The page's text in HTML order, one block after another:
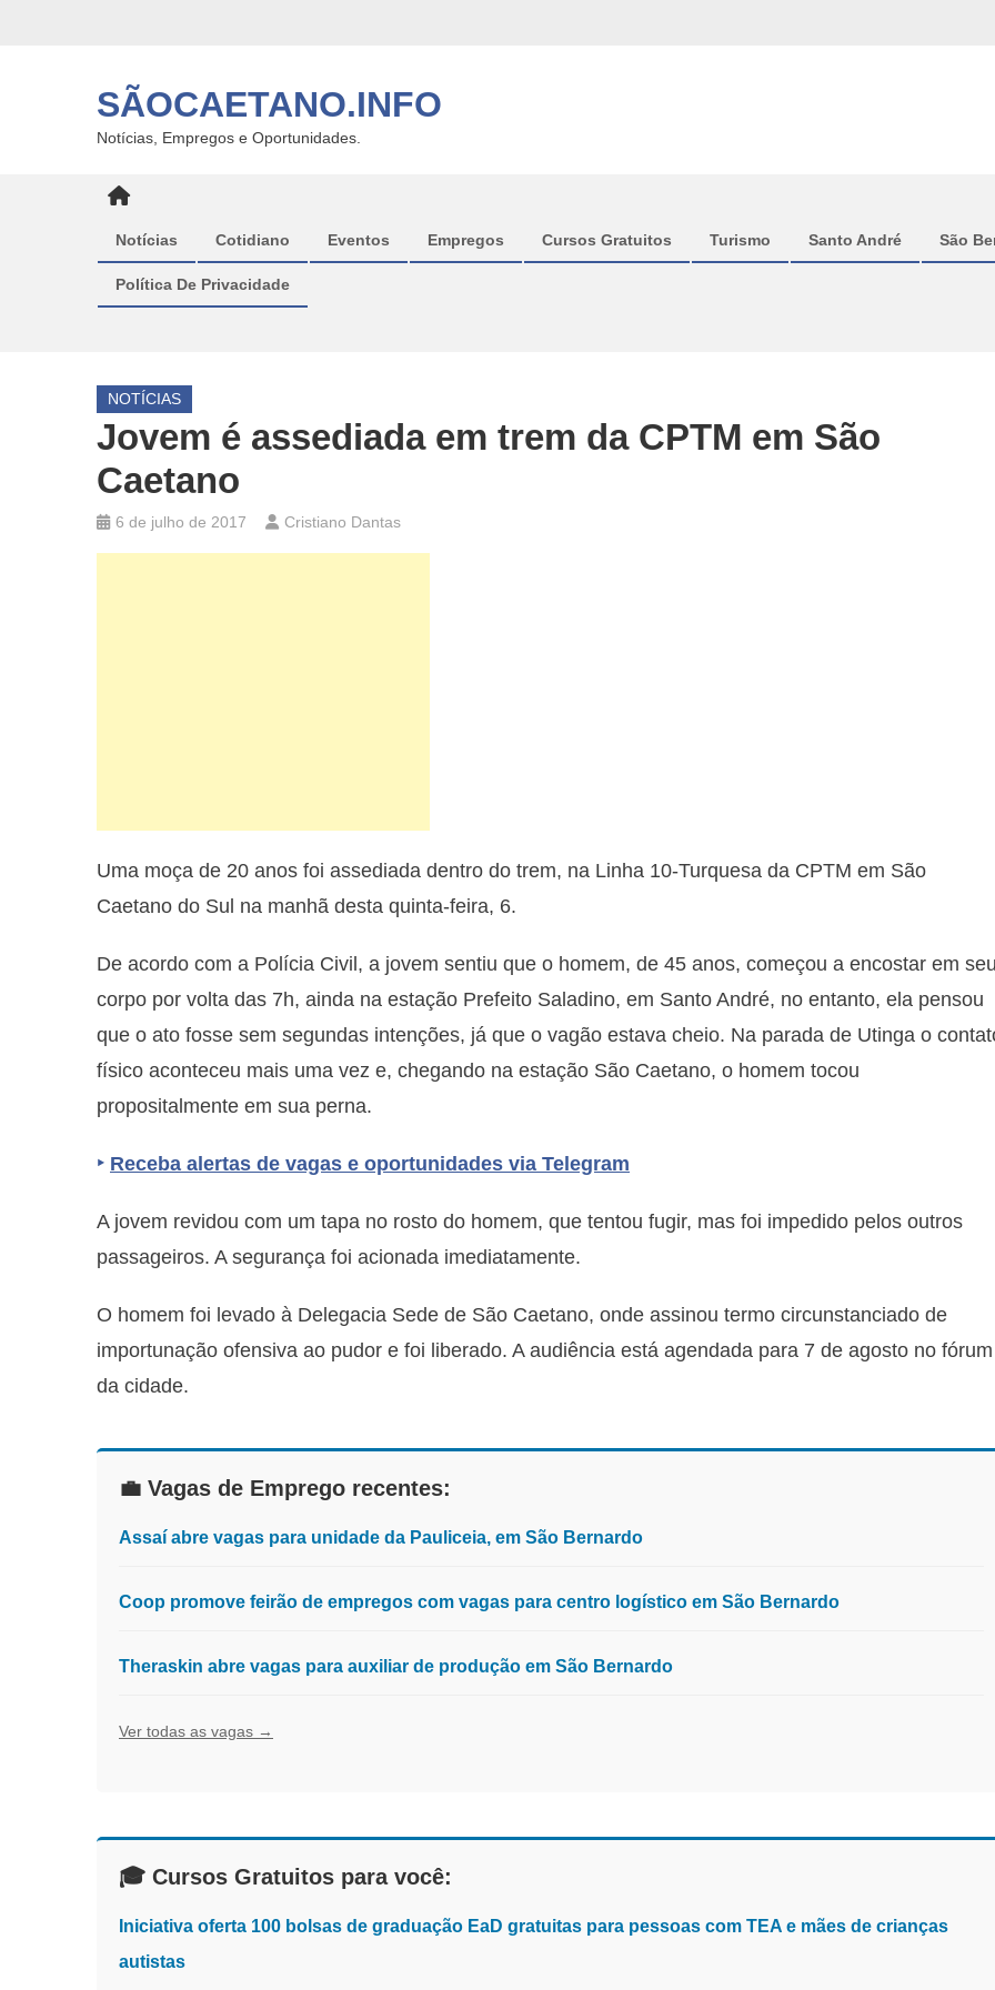
SÃOCAETANO.INFO
Notícias, Empregos e Oportunidades.
Notícias Cotidiano Eventos Empregos Cursos Gratuitos Turismo Santo André São
Política De Privacidade
NOTÍCIAS
Jovem é assediada em trem da CPTM em São
Caetano
6 de julho de 2017 Cristiano Dantas
Uma moça de 20 anos foi assediada dentro do trem, na Linha 10-Turquesa da CPTM em São
Caetano do Sul na manhã desta quinta-feira, 6.
De acordo com a Polícia Civil, a jovem sentiu que o homem, de 45 anos, começou a encostar em
corpo por volta das 7h, ainda na estação Prefeito Saladino, em Santo André, no entanto, ela pensou
que o ato fosse sem segundas intenções, já que o vagão estava cheio. Na parada de Utinga o
físico aconteceu mais uma vez e, chegando na estação São Caetano, o homem tocou
propositalmente em sua perna.
‣ Receba alertas de vagas e oportunidades via Telegram
A jovem revidou com um tapa no rosto do homem, que tentou fugir, mas foi impedido pelos outros
passageiros. A segurança foi acionada imediatamente.
O homem foi levado à Delegacia Sede de São Caetano, onde assinou termo circunstanciado de
importunação ofensiva ao pudor e foi liberado. A audiência está agendada para 7 de agosto no fórum
da cidade.
💼 Vagas de Emprego recentes:
Assaí abre vagas para unidade da Pauliceia, em São Bernardo
Coop promove feirão de empregos com vagas para centro logístico em São Bernardo
Theraskin abre vagas para auxiliar de produção em São Bernardo
Ver todas as vagas →
🎓 Cursos Gratuitos para você:
Iniciativa oferta 100 bolsas de graduação EaD gratuitas para pessoas com TEA e mães de crianças
autistas